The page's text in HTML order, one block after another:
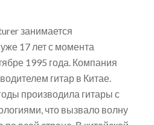
занимается
17 лет с момента
1995 года. Компания
гитар в Китае.
производила гитары с
что вызвало волну